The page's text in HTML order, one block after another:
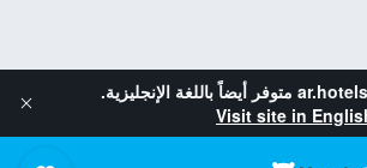
متوفر أيضاً باللغة الإنجليزية.
Visit site in